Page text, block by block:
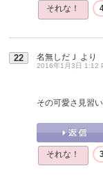
それな！
22 名無しだＪ より
2016年1月3日 1:12
その可愛さ見習
それな！